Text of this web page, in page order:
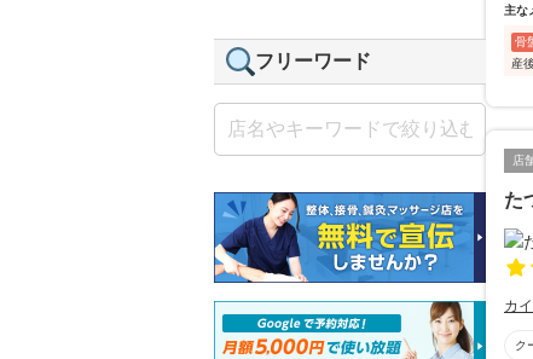
主な
骨
産
店
た
カ
ク
フリーワード